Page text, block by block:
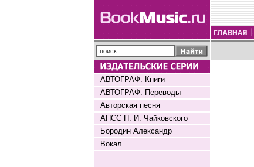
АВТОГРАФ. Книги
АВТОГРАФ. Переводы
Авторская песня
АПСС П. И. Чайковского
Бородин Александр
Вокал